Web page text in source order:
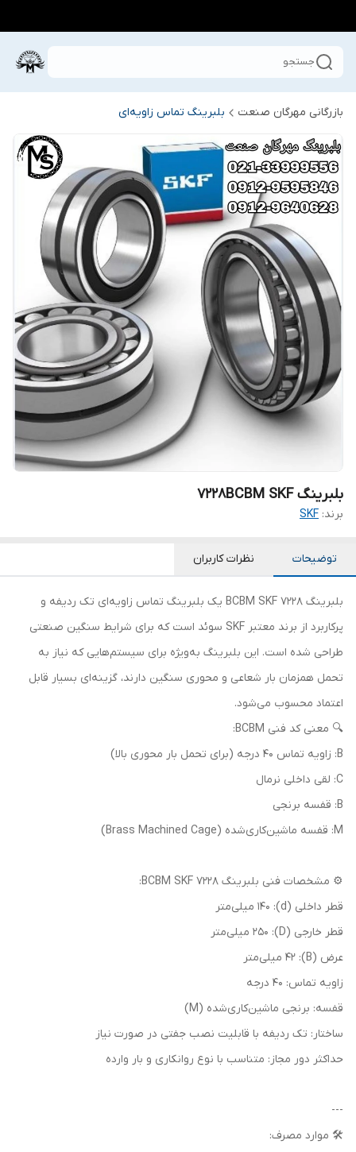
جستجو
بازرگانی مهرگان صنعت بلبرینگ تماس زاویه‌ای
بلبرینگ 7228BCBM SKF
برند: SKF
توضیحات نظرات کاربران
بلبرینگ 7228 BCBM SKF یک بلبرینگ تماس زاویه‌ای تک ردیفه و
پرکاربرد از برند معتبر SKF سوئد است که برای شرایط سنگین صنعتی
طراحی شده است. این بلبرینگ به‌ویژه برای سیستم‌هایی که نیاز به
تحمل همزمان بار شعاعی و محوری سنگین دارند، گزینه‌ای بسیار قابل
اعتماد محسوب می‌شود.
🔍 معنی کد فنی BCBM:
B: زاویه تماس 40 درجه (برای تحمل بار محوری بالا)
C: لقی داخلی نرمال
B: قفسه برنجی
M: قفسه ماشین‌کاری‌شده (Brass Machined Cage)
⚙️ مشخصات فنی بلبرینگ 7228 BCBM SKF:
قطر داخلی (d): 140 میلی‌متر
قطر خارجی (D): 250 میلی‌متر
عرض (B): 42 میلی‌متر
زاویه تماس: 40 درجه
قفسه: برنجی ماشین‌کاری‌شده (M)
ساختار: تک ردیفه با قابلیت نصب جفتی در صورت نیاز
حداکثر دور مجاز: متناسب با نوع روانکاری و بار وارده
---
🛠️ موارد مصرف: